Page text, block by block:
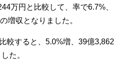
万円と比較して、率で6.7%、
増収となりました。
較すると、5.0%増、39億3,862
た。